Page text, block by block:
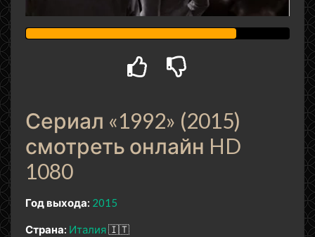
Сериал «1992» (2015)
смотреть онлайн HD
1080
Год выхода: 2015
Страна: Италия🇮🇹